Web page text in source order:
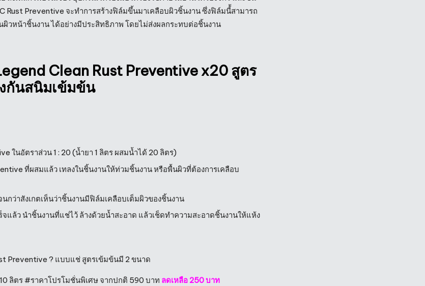
Rust Preventive จะทำการสร้างฟิล์มขึ้นมาเคลือบผิวชิ้นงาน ซึ่งฟิล์มนี้้สามารถ
วหน้าชิ้นงาน ได้อย่างมีประสิทธิภาพ โดยไม่ส่งผลกระทบต่อชิ้นงาน
Clean Rust Preventive x20 สูตร
กันสนิมเข้มข้น
ในอัตราส่วน 1 : 20 (น้ำยา 1 ลิตร ผสมน้ำได้ 20 ลิตร)
ที่ผสมแล้ว เทลงในชิ้นงานให้ท่วมชิ้นงาน หรือพื้นผิวที่ต้องการเคลือบ
กว่าสังเกตเห็นว่าชิ้นงานมีฟิล์มเคลือบเต็มผิวของชิ้นงาน
จแล้ว นำชิ้นงานที่แช่ไว้ ล้างด้วยน้ำสะอาด แล้วเช็ดทำความสะอาดชิ้นงานให้แห้ง
Preventive ? แบบแช่ สูตรเข้มข้นมี 2 ขนาด
ลิตร #ราคาโปรโมชั่นพิเศษ จากปกติ 590 บาท ลดเหลือ 250 บาท